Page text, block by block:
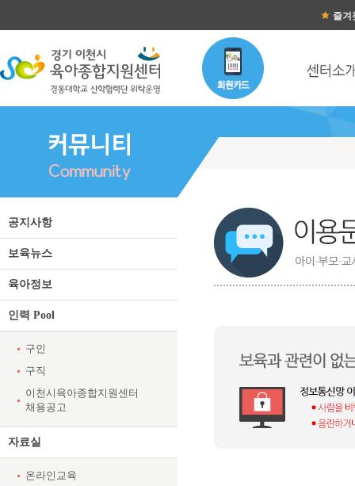
즐겨
공지사항
보육뉴스
육아정보
인력 Pool
구인
구직
이천시육아종합지원센터
채용공고
자료실
온라인교육